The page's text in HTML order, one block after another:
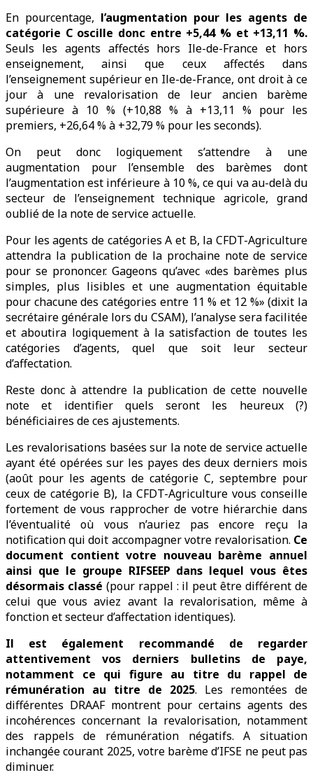
En pourcentage, l’augmentation pour les agents de
catégorie C oscille donc entre +5,44 % et +13,11 %.
Seuls les agents affectés hors Ile-de-France et hors
enseignement, ainsi que ceux affectés dans
l’enseignement supérieur en Ile-de-France, ont droit à ce
jour à une revalorisation de leur ancien barème
supérieure à 10 % (+10,88 % à +13,11 % pour les
premiers, +26,64 % à +32,79 % pour les seconds).
On peut donc logiquement s’attendre à une
augmentation pour l’ensemble des barèmes dont
l’augmentation est inférieure à 10 %, ce qui va au-delà du
secteur de l’enseignement technique agricole, grand
oublié de la note de service actuelle.
Pour les agents de catégories A et B, la CFDT-Agriculture
attendra la publication de la prochaine note de service
pour se prononcer. Gageons qu’avec «des barèmes plus
simples, plus lisibles et une augmentation équitable
pour chacune des catégories entre 11 % et 12 %» (dixit la
secrétaire générale lors du CSAM), l’analyse sera facilitée
et aboutira logiquement à la satisfaction de toutes les
catégories d’agents, quel que soit leur secteur
d’affectation.
Reste donc à attendre la publication de cette nouvelle
note et identifier quels seront les heureux (?)
bénéficiaires de ces ajustements.
Les revalorisations basées sur la note de service actuelle
ayant été opérées sur les payes des deux derniers mois
(août pour les agents de catégorie C, septembre pour
ceux de catégorie B), la CFDT-Agriculture vous conseille
fortement de vous rapprocher de votre hiérarchie dans
l’éventualité où vous n’auriez pas encore reçu la
notification qui doit accompagner votre revalorisation. Ce
document contient votre nouveau barème annuel
ainsi que le groupe RIFSEEP dans lequel vous êtes
désormais classé (pour rappel : il peut être différent de
celui que vous aviez avant la revalorisation, même à
fonction et secteur d’affectation identiques).
Il est également recommandé de regarder
attentivement vos derniers bulletins de paye,
notamment ce qui figure au titre du rappel de
rémunération au titre de 2025. Les remontées de
différentes DRAAF montrent pour certains agents des
incohérences concernant la revalorisation, notamment
des rappels de rémunération négatifs. A situation
inchangée courant 2025, votre barème d’IFSE ne peut pas
diminuer.